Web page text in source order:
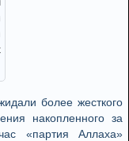
более жесткого
накопленного за
«партия Аллаха»